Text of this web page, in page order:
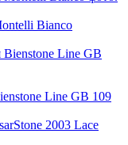
Bianco
Line GB 109